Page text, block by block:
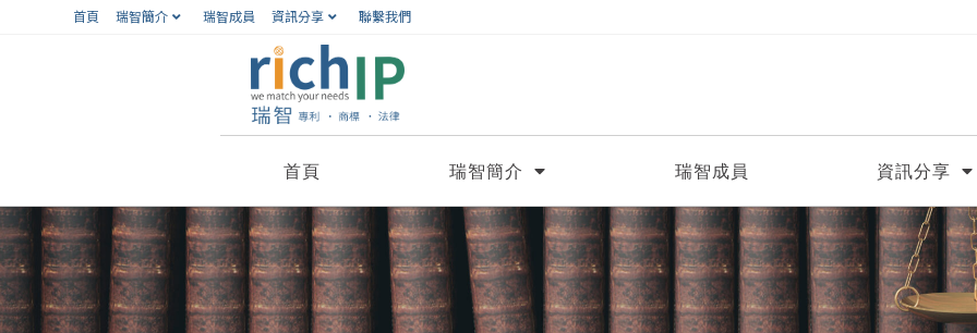
首頁 瑞智簡介 瑞智成員 資訊分享 聯繫我們
首頁 瑞智簡介 瑞智成員 資訊分享